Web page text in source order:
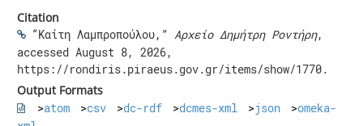
Citation
“Καίτη Λαμπροπούλου,” Αρχείο Δημήτρη Ροντήρη,
accessed August 8, 2026,
https://rondiris.piraeus.gov.gr/items/show/1770.
Output Formats
atom
csv dc-rdf dcmes-xml json
omeka-